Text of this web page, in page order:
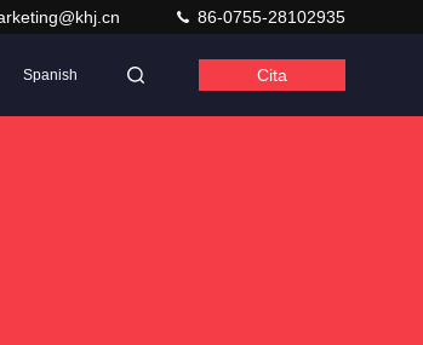
86-0755-28102935
Spanish Cita